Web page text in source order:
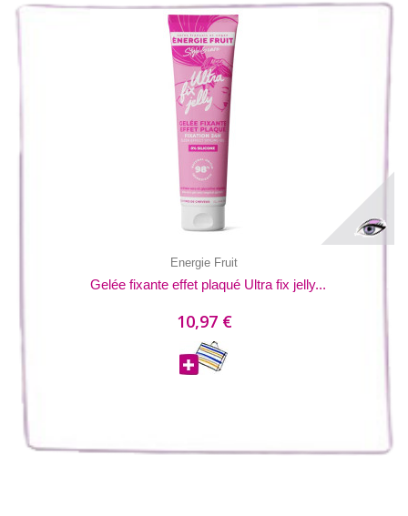
Energie Fruit
Gelée fixante effet plaqué Ultra fix jelly...
10,97 €